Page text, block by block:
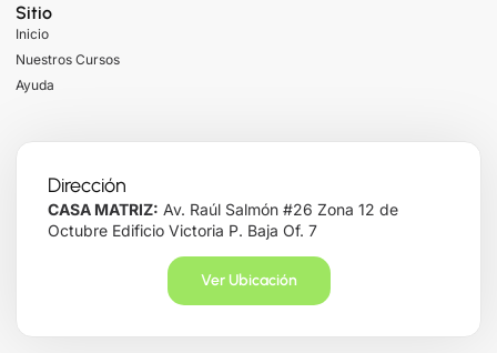
Sitio
Inicio
Nuestros Cursos
Ayuda
Dirección
CASA MATRIZ: Av. Raúl Salmón #26 Zona 12 de
Octubre Edificio Victoria P. Baja Of. 7
Ver Ubicación